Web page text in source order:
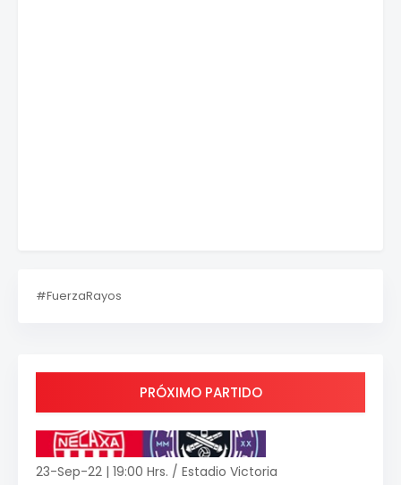
#FuerzaRayos
PRÓXIMO PARTIDO
23-Sep-22 | 19:00 Hrs. / Estadio Victoria